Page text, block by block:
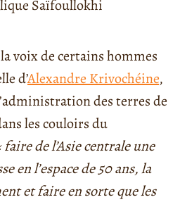
Saïfoullokhi
voix de certains hommes
d’Alexandre Krivochéine,
des terres de
les couloirs du
faire de l’Asie centrale une
en l’espace de 50 ans, la
et faire en sorte que les